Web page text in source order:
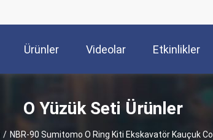
Ürünler Videolar Etkinlikler
O Yüzük Seti Ürünler
/ NBR-90 Sumitomo O Ring Kiti Ekskavatör Kauçuk